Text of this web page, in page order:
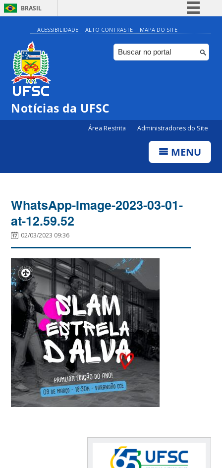
BRASIL
Simplifique!
Comunica BR
Participe
ACESSIBILIDADE ALTO CONTRASTE MAPA DO SITE
Notícias da UFSC
Área Restrita Administradores do Site
MENU
WhatsApp-Image-2023-03-01-
at-12.59.52
02/03/2023 09:36